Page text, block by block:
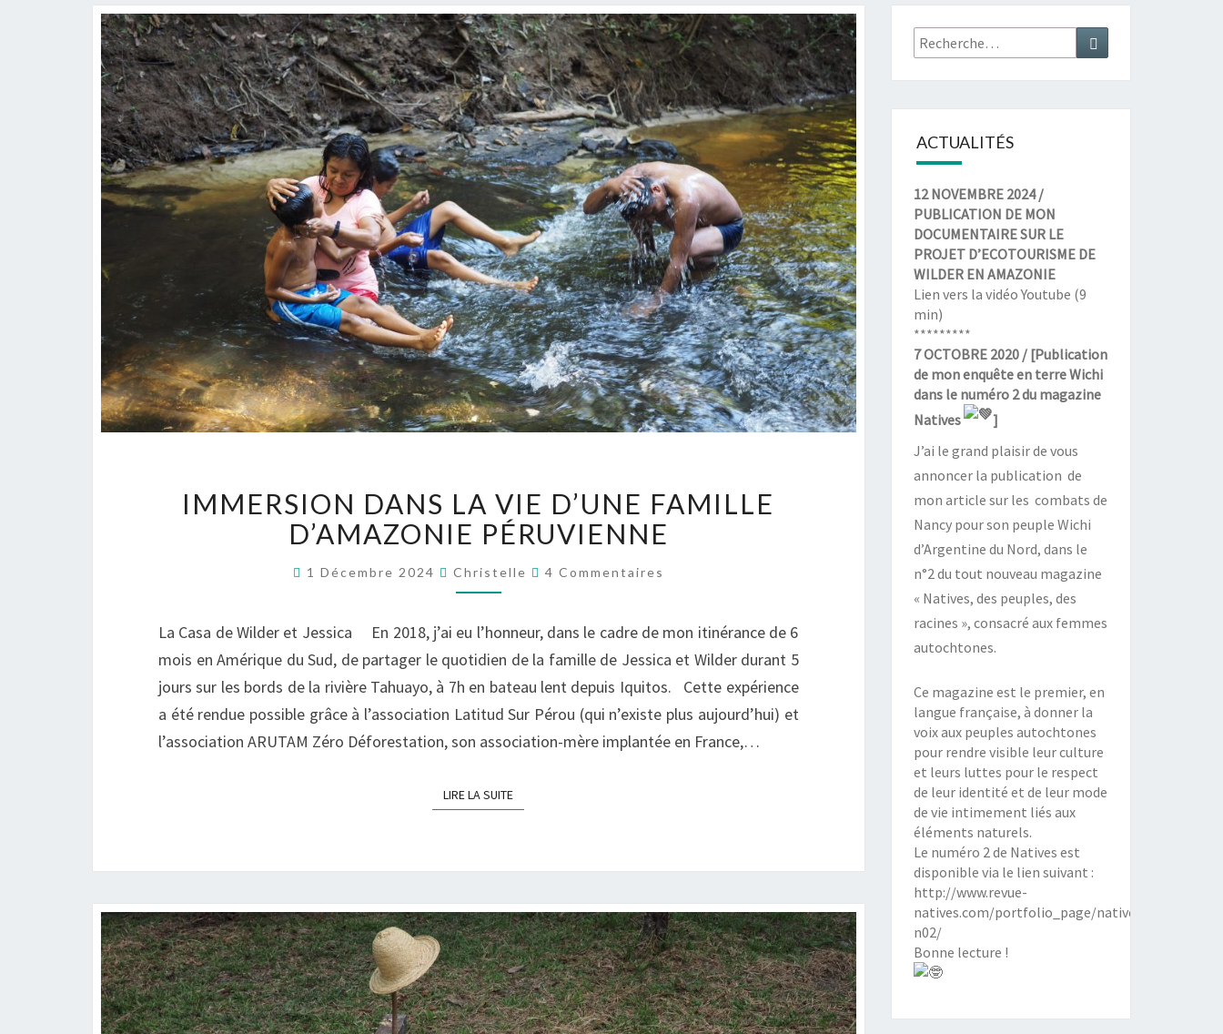
DANS
LA
VIE
D’UNE
FAMILLE
PÉRUVIENNE
IMMERSION DANS LA VIE D’UNE FAMILLE
D’AMAZONIE PÉRUVIENNE
1 Décembre 2024 Christelle Commentaires
4 Commentaires
La Casa de Wilder et Jessica En 2018, j’ai eu l’honneur, dans le cadre de mon itinérance de 6
mois en Amérique du Sud, de partager le quotidien de la famille de Jessica et Wilder durant 5
jours sur les bords de la rivière Tahuayo, à 7h en bateau lent depuis Iquitos. Cette expérience
a été rendue possible grâce à l’association Latitud Sur Pérou (qui n’existe plus aujourd’hui) et
l’association ARUTAM Zéro Déforestation, son association-mère implantée en France,…
LIRE LA SUITELIRE LA SUITE
Rechercher : Recherche
ACTUALITÉS
12 NOVEMBRE 2024 /
PUBLICATION DE MON
DOCUMENTAIRE SUR LE
PROJET D’ECOTOURISME DE
WILDER EN AMAZONIE
Lien vers la vidéo Youtube (9
min)
*********
7 OCTOBRE 2020 / [Publication
de mon enquête en terre Wichi
dans le numéro 2 du magazine
Natives
]
J’ai le grand plaisir de vous
annoncer la publication de
mon article sur les combats de
Nancy pour son peuple Wichi
d’Argentine du Nord, dans le
n°2 du tout nouveau magazine
« Natives, des peuples, des
racines », consacré aux femmes
autochtones.
Ce magazine est le premier, en
langue française, à donner la
voix aux peuples autochtones
pour rendre visible leur culture
et leurs luttes pour le respect
de leur identité et de leur mode
de vie intimement liés aux
éléments naturels.
Le numéro 2 de Natives est
disponible via le lien suivant :
http://www.revue-
natives.com/portfolio_page/natives-
n02/
Bonne lecture !